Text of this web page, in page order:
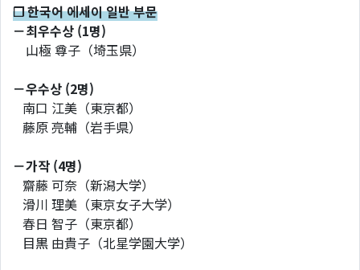
❐ 한국어 에세이 일반 부문
－최우수상 (1명)
山極 尊子（埼玉県）
－우수상 (2명)
南口 江美（東京都）
藤原 亮輔（岩手県）
－가작 (4명)
齋藤 可奈（新潟大学）
滑川 理美（東京女子大学）
春日 智子（東京都）
目黒 由貴子（北星学園大学）